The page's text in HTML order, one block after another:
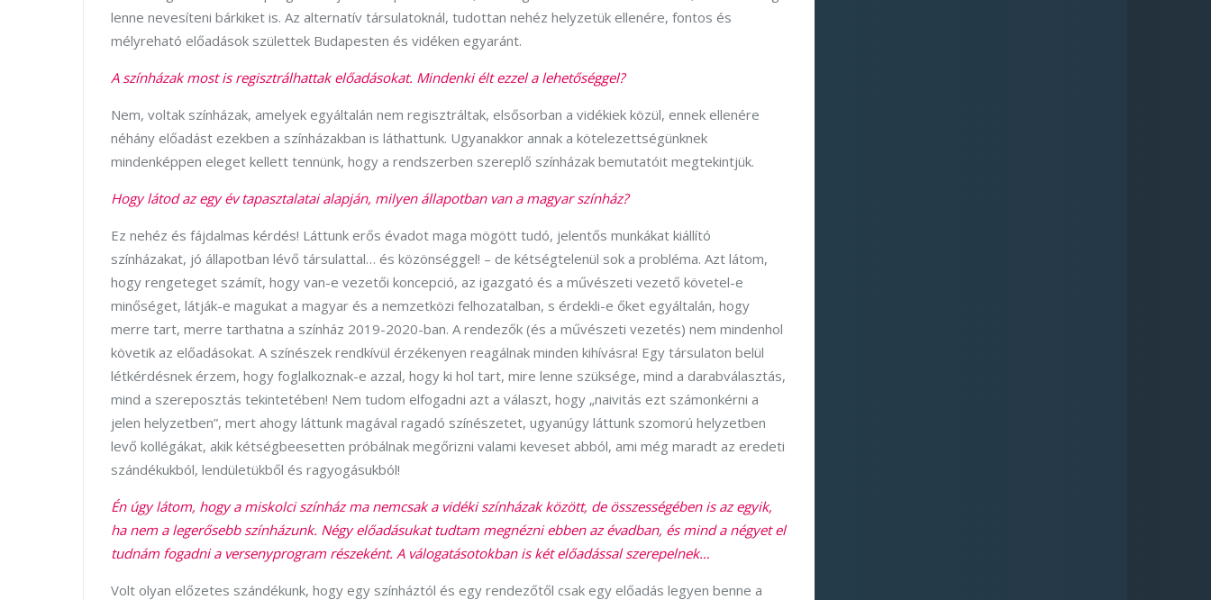
lenne nevesíteni bárkiket is. Az alternatív társulatoknál, tudottan nehéz helyzetük ellenére, fontos és
mélyreható előadások születtek Budapesten és vidéken egyaránt.
A színházak most is regisztrálhattak előadásokat. Mindenki élt ezzel a lehetőséggel?
Nem, voltak színházak, amelyek egyáltalán nem regisztráltak, elsősorban a vidékiek közül, ennek ellenére
néhány előadást ezekben a színházakban is láthattunk. Ugyanakkor annak a kötelezettségünknek
mindenképpen eleget kellett tennünk, hogy a rendszerben szereplő színházak bemutatóit megtekintjük.
Hogy látod az egy év tapasztalatai alapján, milyen állapotban van a magyar színház?
Ez nehéz és fájdalmas kérdés! Láttunk erős évadot maga mögött tudó, jelentős munkákat kiállító
színházakat, jó állapotban lévő társulattal… és közönséggel! – de kétségtelenül sok a probléma. Azt látom,
hogy rengeteget számít, hogy van-e vezetői koncepció, az igazgató és a művészeti vezető követel-e
minőséget, látják-e magukat a magyar és a nemzetközi felhozatalban, s érdekli-e őket egyáltalán, hogy
merre tart, merre tarthatna a színház 2019-2020-ban. A rendezők (és a művészeti vezetés) nem mindenhol
követik az előadásokat. A színészek rendkívül érzékenyen reagálnak minden kihívásra! Egy társulaton belül
létkérdésnek érzem, hogy foglalkoznak-e azzal, hogy ki hol tart, mire lenne szüksége, mind a darabválasztás,
mind a szereposztás tekintetében! Nem tudom elfogadni azt a választ, hogy „naivitás ezt számonkérni a
jelen helyzetben”, mert ahogy láttunk magával ragadó színészetet, ugyanúgy láttunk szomorú helyzetben
levő kollégákat, akik kétségbeesetten próbálnak megőrizni valami keveset abból, ami még maradt az eredeti
szándékukból, lendületükből és ragyogásukból!
Én úgy látom, hogy a miskolci színház ma nemcsak a vidéki színházak között, de összességében is az egyik,
ha nem a legerősebb színházunk. Négy előadásukat tudtam megnézni ebben az évadban, és mind a négyet el
tudnám fogadni a versenyprogram részeként. A válogatásotokban is két előadással szerepelnek…
Volt olyan előzetes szándékunk, hogy egy színháztól és egy rendezőtől csak egy előadás legyen benne a